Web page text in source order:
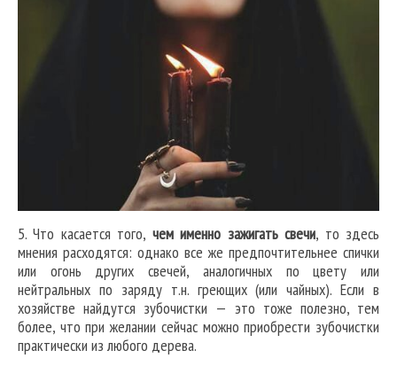
5. Что касается того, чем именно зажигать свечи, то здесь
мнения расходятся: однако все же предпочтительнее спички
или огонь других свечей, аналогичных по цвету или
нейтральных по заряду т.н. греющих (или чайных). Если в
хозяйстве найдутся зубочистки — это тоже полезно, тем
более, что при желании сейчас можно приобрести зубочистки
практически из любого дерева.